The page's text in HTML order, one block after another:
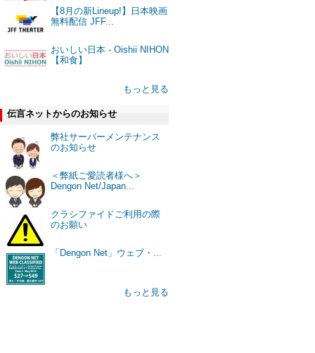
【8月の新Lineup!】日本映画
無料配信 JFF...
おいしい日本 - Oishii NIHON
【和食】
もっと見る
伝言ネットからのお知らせ
弊社サーバーメンテナンス
のお知らせ
＜弊紙ご愛読者様へ＞
Dengon Net/Japan...
クラシファイドご利用の際
のお願い
「Dengon Net」ウェブ・...
もっと見る